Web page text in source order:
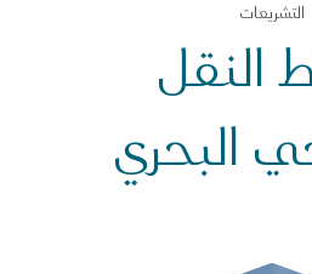
التشريعات
النقل
البحري